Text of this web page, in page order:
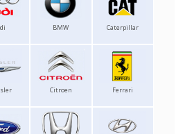
BMW Caterpillar
Citroen Ferrari